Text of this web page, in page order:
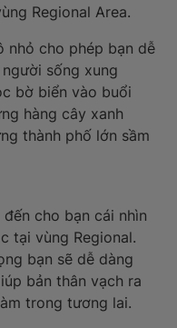
Regional Area.
nhỏ cho phép bạn dễ
sống xung
bờ biển vào buổi
hàng cây xanh
thành phố lớn sầm
cho bạn cái nhìn
tại vùng Regional.
bạn sẽ dễ dàng
bản thân vạch ra
trong tương lai.